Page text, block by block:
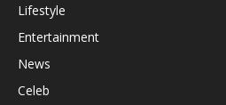
Lifestyle
Entertainment
News
Celeb